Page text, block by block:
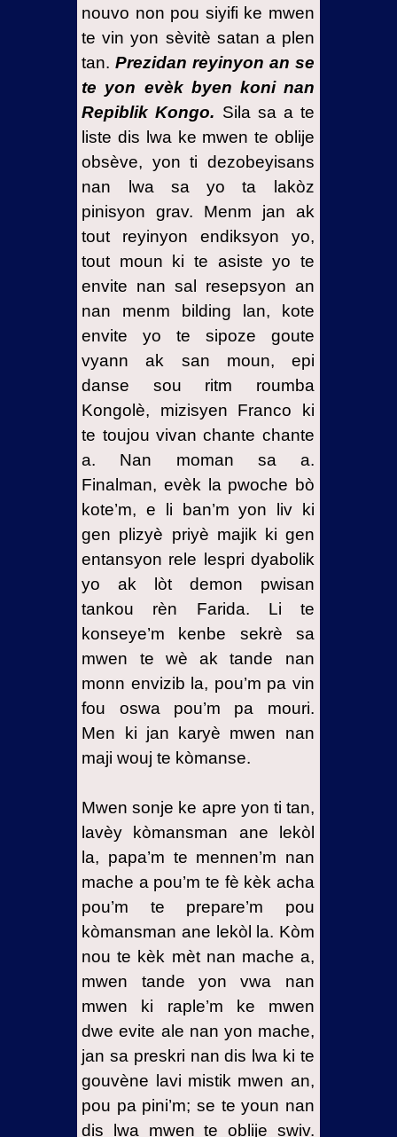
nouvo non pou siyifi ke mwen
te vin yon sèvitè satan a plen
tan.Prezidan reyinyon an se
te yon evèk byen koni nan
Repiblik Kongo. Sila sa a te
liste dis lwa ke mwen te oblije
obsève, yon ti dezobeyisans
nan lwa sa yo ta lakòz
pinisyon grav. Menm jan ak
tout reyinyon endiksyon yo,
tout moun ki te asiste yo te
envite nan sal resepsyon an
nan menm bilding lan, kote
envite yo te sipoze goute
vyann ak san moun, epi
danse sou ritm roumba
Kongolè, mizisyen Franco ki
te toujou vivan chante chante
a. Nan moman sa a.
Finalman, evèk la pwoche bò
kote’m, e li ban’m yon liv ki
gen plizyè priyè majik ki gen
entansyon rele lespri dyabolik
yo ak lòt demon pwisan
tankou rèn Farida. Li te
konseye’m kenbe sekrè sa
mwen te wè ak tande nan
monn envizib la, pou’m pa vin
fou oswa pou’m pa mouri.
Men ki jan karyè mwen nan
maji wouj te kòmanse.
Mwen sonje ke apre yon ti tan,
lavèy kòmansman ane lekòl
la, papa’m te mennen’m nan
mache a pou’m te fè kèk acha
pou’m te prepare’m pou
kòmansman ane lekòl la. Kòm
nou te kèk mèt nan mache a,
mwen tande yon vwa nan
mwen ki raple’m ke mwen
dwe evite ale nan yon mache,
jan sa preskri nan dis lwa ki te
gouvène lavi mistik mwen an,
pou pa pini’m; se te youn nan
dis lwa mwen te oblije swiv.